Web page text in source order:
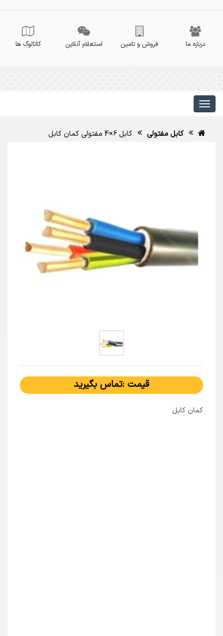
درباره ما فروش و تامین استعلام آنلاین کاتالوگ ها
کابل مفتولی کابل 6×4 مفتولی کمان کابل
قیمت :تماس بگیرید
کمان کابل